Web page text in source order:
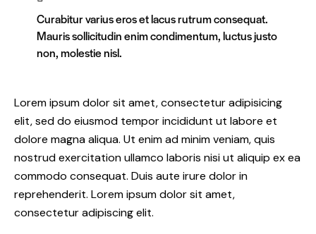
Curabitur varius eros et lacus rutrum consequat.
Mauris sollicitudin enim condimentum, luctus justo
non, molestie nisl.
Lorem ipsum dolor sit amet, consectetur adipisicing
elit, sed do eiusmod tempor incididunt ut labore et
dolore magna aliqua. Ut enim ad minim veniam, quis
nostrud exercitation ullamco laboris nisi ut aliquip ex ea
commodo consequat. Duis aute irure dolor in
reprehenderit. Lorem ipsum dolor sit amet,
consectetur adipiscing elit.